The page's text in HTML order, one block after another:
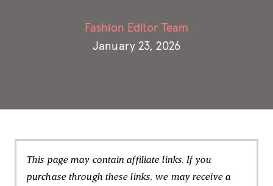
Fashion Editor Team
January 23, 2026
This page may contain affiliate links. If you
purchase through these links, we may receive a